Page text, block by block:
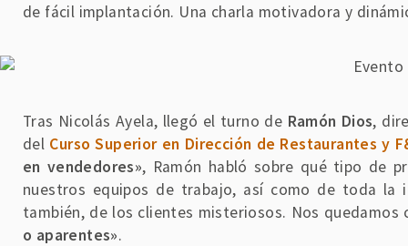
de fácil implantación. Una charla motivadora y
Tras Nicolás Ayela, llegó el turno de Ramón Dios,
del Curso Superior en Dirección de Restaurantes y
en vendedores», Ramón habló sobre qué tipo de
nuestros equipos de trabajo, así como de toda la
también, de los clientes misteriosos. Nos
o aparentes».